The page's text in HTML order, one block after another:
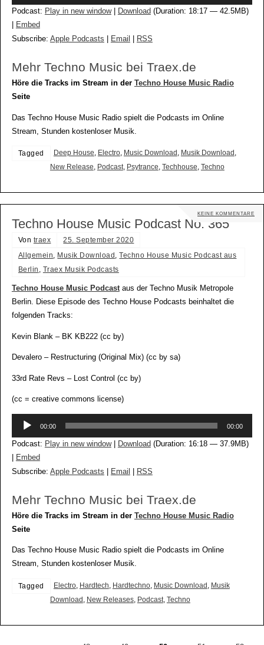
Podcast: Play in new window| Download (Duration: 18:17 — 42.5MB)
Embed
Subscribe: Apple Podcasts Email RSS
Mehr Techno Music bei Traex.de
Höre die Tracks im Stream in der Techno House Music Radio
Seite
Das Techno House Music Radio spielt die Podcasts im Online
Stream, Stunden kostenloser Musik.
Tagged Deep House, Electro, Music Download , Musik Download ,
New Release, Podcast, Psytrance, Techhouse, Techno
KEINE KOMMENTARE
Techno House Music Podcast No. 365
Von traex
25. September 2020
Allgemein, Musik Download ,Techno House Music Podcast aus
Berlin , Traex Musik Podcasts
Techno House Music Podcastaus der Techno Musik Metropole
Berlin. Diese Episode des Techno House Podcasts beinhaltet die
folgenden Tracks:
Kevin Blank – BK KB222 (cc by)
Devalero – Restructuring (Original Mix) (cc by sa)
33rd Rate Revs – Lost Control (cc by)
(cc = creative commons license)
Audio-
00:00 00:00
Podcast: Play in new window| Download (Duration: 16:18 — 37.9MB)
Embed
Subscribe: Apple Podcasts Email RSS
Mehr Techno Music bei Traex.de
Höre die Tracks im Stream in der Techno House Music Radio
Seite
Das Techno House Music Radio spielt die Podcasts im Online
Stream, Stunden kostenloser Musik.
Tagged Electro, Hardtech, Hardtechno, Music Download , Musik
Download , New Releases, Podcast, Techno